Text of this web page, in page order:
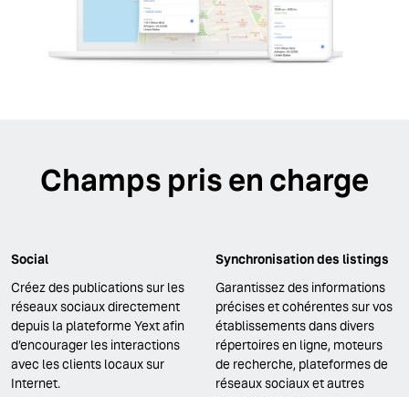
Champs pris en charge
Social
Créez des publications sur les
réseaux sociaux directement
depuis la plateforme Yext afin
d’encourager les interactions
avec les clients locaux sur
Internet.
Synchronisation des listings
Garantissez des informations
précises et cohérentes sur vos
établissements dans divers
répertoires en ligne, moteurs
de recherche, plateformes de
réseaux sociaux et autres